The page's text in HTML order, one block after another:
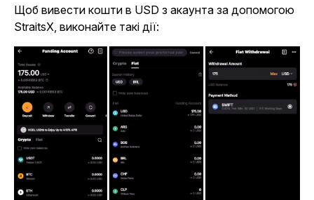
Щоб вивести кошти в USD з акаунта за допомогою
StraitsX, виконайте такі дії: